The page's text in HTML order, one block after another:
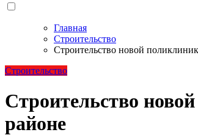
Главная
Строительство
Строительство новой
Строительство
Строительство
районе